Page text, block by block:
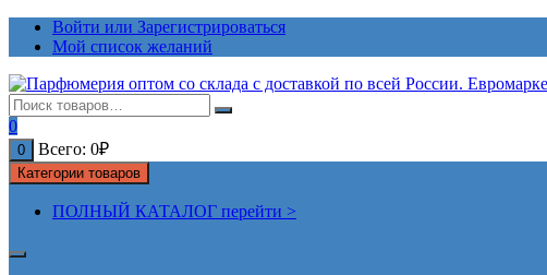
ПерейтиВойти или Зарегистрироваться
Мой список желаний
0
0 Всего: 0₽
Категории товаров
ПОЛНЫЙ КАТАЛОГ перейти >